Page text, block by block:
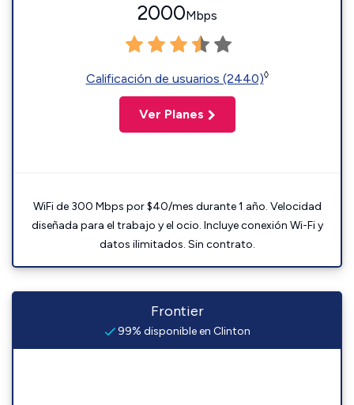
2000Mbps
Calificación de usuarios (2440)◊
Ver Planes
WiFi de 300 Mbps por $40/mes durante 1 año. Velocidad
diseñada para el trabajo y el ocio. Incluye conexión Wi-Fi y
datos ilimitados. Sin contrato.
Frontier
99% disponible en Clinton